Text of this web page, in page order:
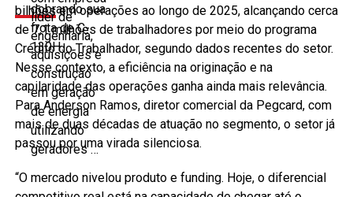
bilhõesem operações ao longo de 2025, alcançando cerca
de 7,1 milhões de trabalhadores por meio do programa
Crédito do Trabalhador, segundo dados recentes do setor.
Nesse contexto, a eficiência na originação e na
capilaridade das operações ganha ainda mais relevância.
Para Anderson Ramos, diretor comercial da Pegcard, com
mais de duas décadas de atuação no segmento, o setor já
passou por uma virada silenciosa.
“O mercado nivelou produto e funding. Hoje, o diferencial